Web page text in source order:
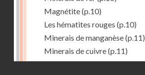
Magnétite(p.10)
Les hématites rouges (p.10)
Minerais de manganèse(p.11)
Minerais de cuivre(p.11)
Minerais de plomb(p.12)